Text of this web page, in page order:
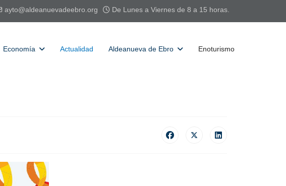
ayto@aldeanuevadeebro.org De Lunes a Viernes de 8 a 15 horas.
Economía Actualidad Aldeanueva de Ebro Enoturismo